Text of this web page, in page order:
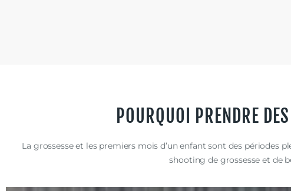
POURQUOI PRENDRE
La grossesse et les premiers mois d’un enfant sont des périodes
shooting de grossesse et de